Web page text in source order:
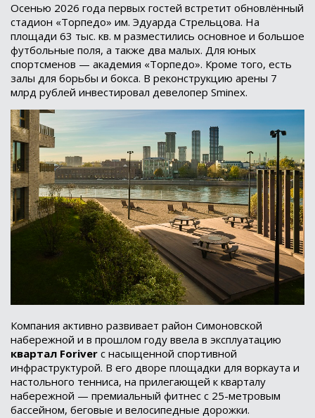
Осенью 2026 года первых гостей встретит обновлённый
стадион «Торпедо» им. Эдуарда Стрельцова. На
площади 63 тыс. кв. м разместились основное и большое
футбольные поля, а также два малых. Для юных
спортсменов — академия «Торпедо». Кроме того, есть
залы для борьбы и бокса. В реконструкцию арены 7
млрд рублей инвестировал девелопер Sminex.
Компания активно развивает район Симоновской
набережной и в прошлом году ввела в эксплуатацию
квартал Foriver с насыщенной спортивной
инфраструктурой. В его дворе площадки для воркаута и
настольного тенниса, на прилегающей к кварталу
набережной — премиальный фитнес с 25-метровым
бассейном, беговые и велосипедные дорожки.